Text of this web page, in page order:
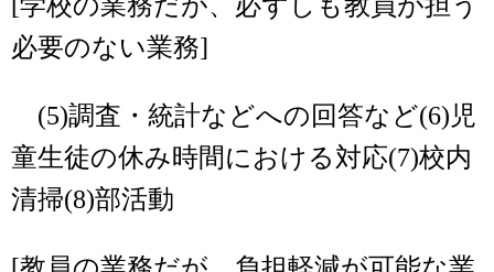
必要のない業務]
(5)調査・統計などへの回答など(6)児
童生徒の休み時間における対応(7)校内
清掃(8)部活動